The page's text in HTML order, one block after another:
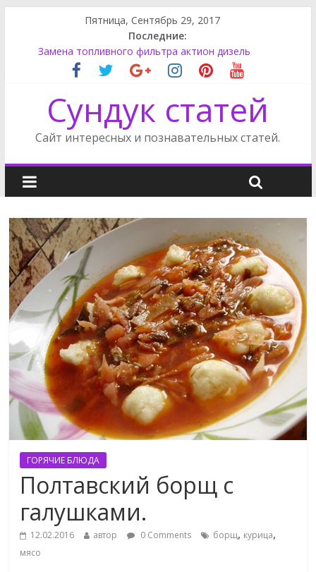
Пятница, Сентябрь 29, 2017
Последние:
Супер моддинг пк в стимпанк стиле
Замена топливного фильтра актион дизель
Как поменять лампу ближнего света на Фокусе 3
Сузуки SX4 задний фонарь
Сундук статей
Сайт интересных и познавательных статей.
ГОРЯЧИЕ БЛЮДА
Полтавский борщ с
галушками.
12.02.2016 автор 0 Comments борщ, курица,
мясо